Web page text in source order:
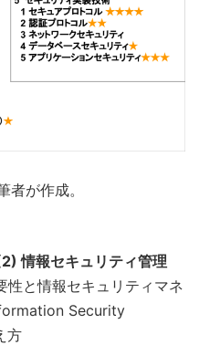
が作成。
情報セキュリティ管理
性と情報セキュリティマネ
Security
方